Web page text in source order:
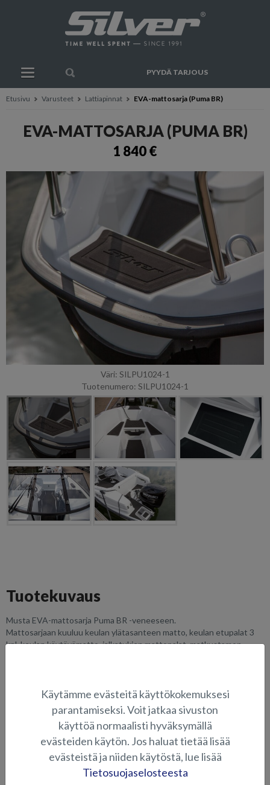
PYYDÄ TARJOUS
Etusivu Varusteet Lattiapinnat EVA-mattosarja (Puma BR)
EVA-MATTOSARJA (PUMA BR)
1 840 €
Väri: SILPU1024-1
Tuotenumero: SILPU1024-1
Tuotekuvaus
Musta EVA-mattosarja Puma BR -veneeseen.
Mattosarjaan kuuluu keulan ylätasanteen matto, keulan etupalat 3
kpl, keulan käytävämatto, jalkatukien mattopalat, matkustamon
KUVAGALLERIA
LATTIAPINNAT
Käytämme evästeitä käyttökokemuksesi
parantamiseksi. Voit jatkaa sivuston
käyttöä normaalisti hyväksymällä
evästeiden käytön. Jos haluat tietää lisää
evästeistä ja niiden käytöstä, lue lisää
Tietosuojaselosteesta